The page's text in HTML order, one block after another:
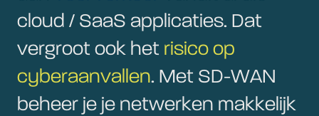
cloud / SaaS applicaties. Dat
vergroot ook het risico op
cyberaanvallen. Met SD-WAN
beheer je je netwerken makkelijk